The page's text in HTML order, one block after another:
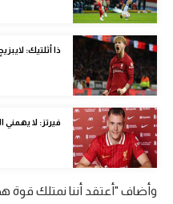
تحليل في الجول
حكايات في الجول
كويز في الجول
فيديو في الجول
ذا أثلتيك:
فيرتز: لا
وأضاف "أعتقد أننا نمتلك قوة